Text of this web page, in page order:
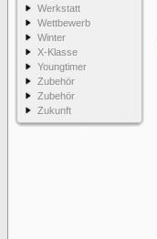
Werkstatt
Wettbewerb
Winter
X-Klasse
Youngtimer
Zubehör
Zubehör
Zukunft